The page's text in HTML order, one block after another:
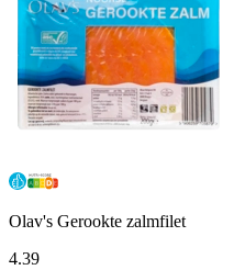
Olav's Gerookte zalmfilet
4.39